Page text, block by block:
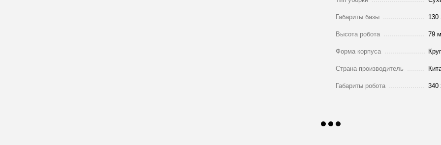
Габариты базы 130
Высота робота 79
Форма корпуса
Страна производитель
Габариты робота 340